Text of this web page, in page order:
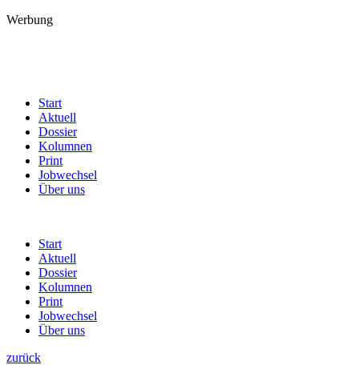
Werbung
Start
Aktuell
Dossier
Kolumnen
Print
Jobwechsel
Über uns
Start
Aktuell
Dossier
Kolumnen
Print
Jobwechsel
Über uns
zurück